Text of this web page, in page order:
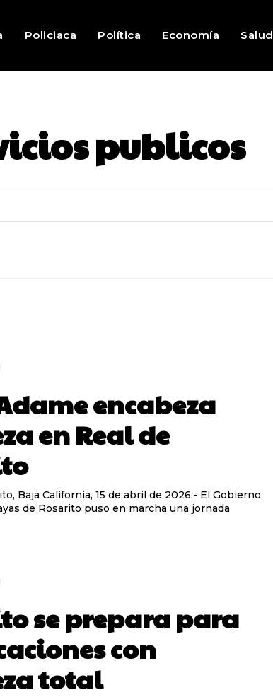
Policiaca Política Economía Salud
publicos
encabeza
en Real de
Baja California, 15 de abril de 2026.- El Gobierno
de Rosarito puso en marcha una jornada
se prepara para
con
total